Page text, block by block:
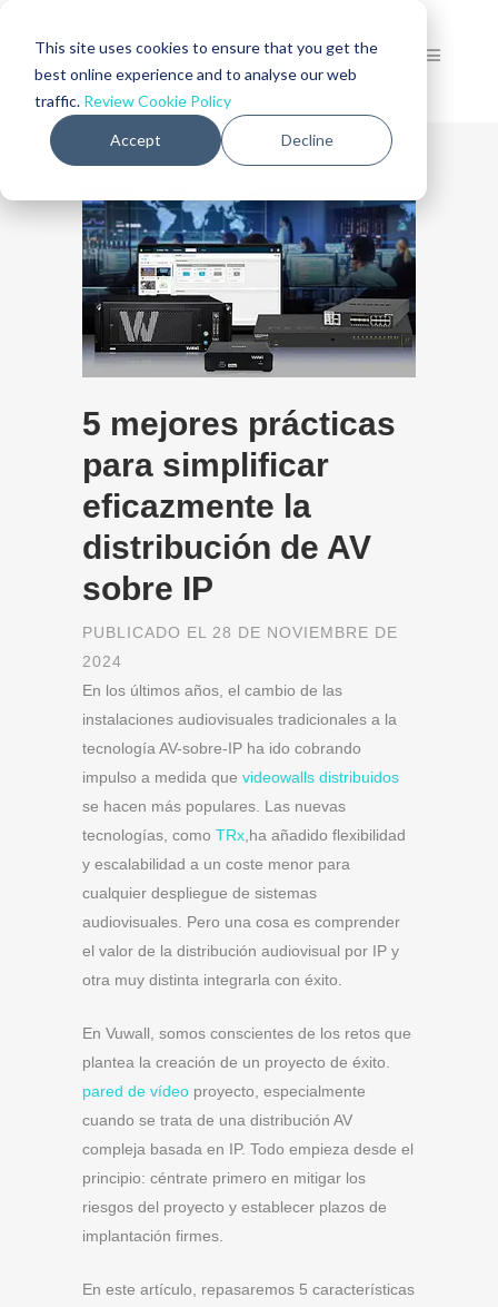
This site uses cookies to ensure that you get the
best online experience and to analyse our web
traffic. Review Cookie Policy
Accept Decline
5 mejores prácticas
para simplificar
eficazmente la
distribución de AV
sobre IP
PUBLICADO EL 28 DE NOVIEMBRE DE
2024
En los últimos años, el cambio de las
instalaciones audiovisuales tradicionales a la
tecnología AV-sobre-IP ha ido cobrando
impulso a medida que videowalls distribuidos
se hacen más populares. Las nuevas
tecnologías, como TRx ,ha añadido flexibilidad
y escalabilidad a un coste menor para
cualquier despliegue de sistemas
audiovisuales. Pero una cosa es comprender
el valor de la distribución audiovisual por IP y
otra muy distinta integrarla con éxito.
En Vuwall, somos conscientes de los retos que
plantea la creación de un proyecto de éxito.
pared de vídeo proyecto, especialmente
cuando se trata de una distribución AV
compleja basada en IP. Todo empieza desde el
principio: céntrate primero en mitigar los
riesgos del proyecto y establecer plazos de
implantación firmes.
En este artículo, repasaremos 5 características